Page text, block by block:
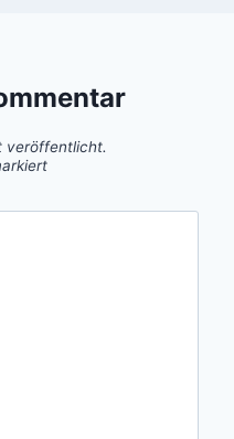
veröffentlicht.